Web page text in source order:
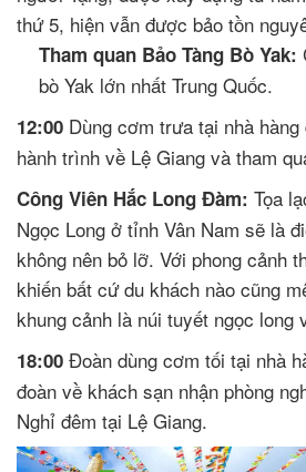
thứ 5, hiện vẫn được bảo tồn
Tham quan Bảo Tàng Bò Yak:
bò Yak lớn nhất Trung Quốc.
12:00 Dùng cơm trưa tại nhà
hành trình về Lệ Giang và tham
Công Viên Hắc Long Đàm: Tọa
Ngọc Long ở tỉnh Vân Nam sẽ là
không nên bỏ lỡ. Với phong cảnh
khiến bất cứ du khách nào cũng
khung cảnh là núi tuyết ngọc long
18:00 Đoàn dùng cơm tối tại nhà
đoàn về khách sạn nhận phòng
Nghỉ đêm tại Lệ Giang.